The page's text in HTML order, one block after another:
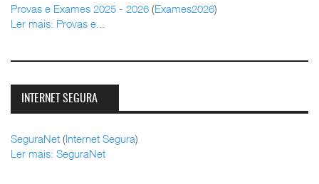
Provas e Exames 2025 - 2026 (Exames2026)
Ler mais: Provas e...
INTERNET SEGURA
SeguraNet (Internet Segura)
Ler mais: SeguraNet